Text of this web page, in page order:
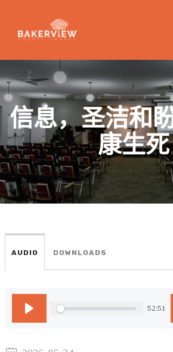
信息，圣洁和
康生死
AUDIO
Play
52:51
DOWNLOADS